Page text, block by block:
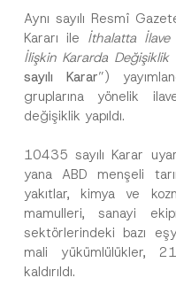
Aynı sayılı Resmî
Kararı ile İthalatta İlave
İlişkin Kararda Değişiklik
sayılı
Karar”)
gruplarına yönelik
değişiklik yapıldı.
10435 sayılı Karar
yana ABD menşeli
yakıtlar, kimya ve
mamulleri, sanayi
sektörlerindeki bazı
mali yükümlülükler,
kaldırıldı.